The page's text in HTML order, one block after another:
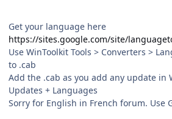
Get your language here
https://sites.google.com/site/
Use WinToolkit Tools > Converters >
to .cab
Add the .cab as you add any update in
Updates + Languages
Sorry for English in French forum. Use